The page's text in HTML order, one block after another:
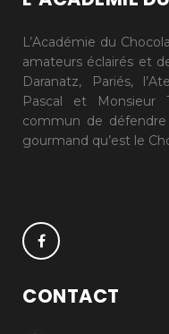
L’Académie du
amateurs éclairés et
Daranatz, Pariés,
Pascal et Monsieur
commun de
gourmand qu’est le
CONTACT